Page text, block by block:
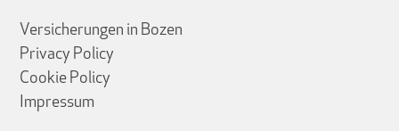
Versicherungen in Bozen
Privacy Policy
Cookie Policy
Impressum